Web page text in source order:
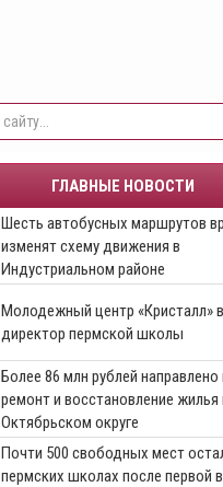
ГЛАВНЫЕ НОВОСТИ
Шесть автобусных маршрутов
изменят схему движения в
Индустриальном районе
Молодежный центр «Кристалл»
директор пермской школы
Более 86 млн рублей направлено
ремонт и восстановление жилья
Октябрьском округе
Почти 500 свободных мест
пермских школах после первой